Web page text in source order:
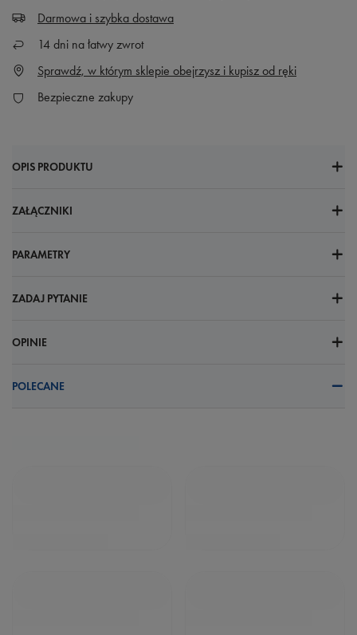
Darmowa i szybka dostawa
14 dni na łatwy zwrot
Sprawdź, w którym sklepie obejrzysz i kupisz od ręki
Bezpieczne zakupy
OPIS PRODUKTU
ZAŁĄCZNIKI
PARAMETRY
ZADAJ PYTANIE
OPINIE
POLECANE